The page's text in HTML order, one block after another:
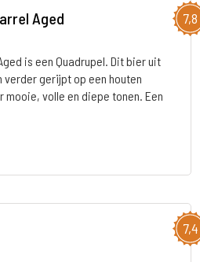
7,8
Aged
is een Quadrupel. Dit bier uit
gerijpt op een houten
volle en diepe tonen. Een
7,4